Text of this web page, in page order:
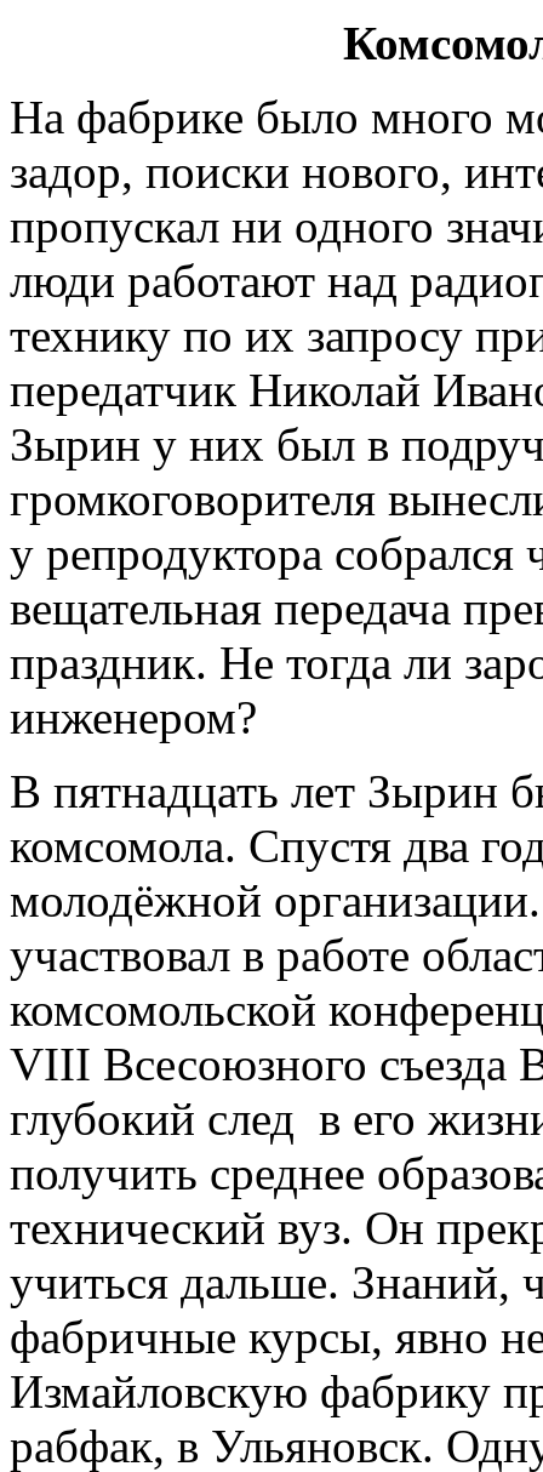
На фабрике было много
задор, поиски нового,
пропускал ни одного
люди работают над
технику по их запросу
передатчик Николай
Зырин у них был в
громкоговорителя
у репродуктора собрался
вещательная передача
праздник. Не тогда ли
инженером?
В пятнадцать лет Зырин
комсомола. Спустя два
молодёжной
участвовал в работе
комсомольской
VIII Всесоюзного съезда
глубокий след в его
получить среднее
технический вуз. Он
учиться дальше. Знаний,
фабричные курсы, явно
Измайловскую фабрику
рабфак, в Ульяновск.